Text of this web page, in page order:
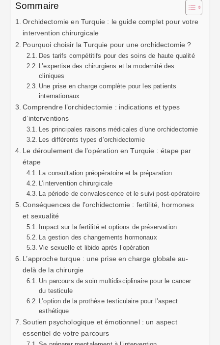
Sommaire
Orchidectomie en Turquie : le guide complet pour votre
intervention chirurgicale
Pourquoi choisir la Turquie pour une orchidectomie ?
Des tarifs compétitifs pour des soins de haute qualité
L’expertise des chirurgiens et la modernité des
cliniques
Une prise en charge complète pour les patients
internationaux
Comprendre l’orchidectomie : indications et types
d’interventions
Les principales raisons médicales d’une orchidectomie
Les différents types d’orchidectomie
Le déroulement de l’opération en Turquie : étape par
étape
La consultation préopératoire et la préparation
L’intervention chirurgicale
La période de convalescence et le suivi post-opératoire
Conséquences de l’orchidectomie : fertilité, hormones
et sexualité
Impact sur la fertilité et options de préservation
La gestion des changements hormonaux
Vie sexuelle et libido après l’opération
L’approche turque : une prise en charge globale au-
delà de la chirurgie
Un parcours de soin multidisciplinaire pour le cancer
du testicule
L’option de la prothèse testiculaire pour l’aspect
esthétique
Soutien psychologique et émotionnel : un aspect
essentiel de votre parcours